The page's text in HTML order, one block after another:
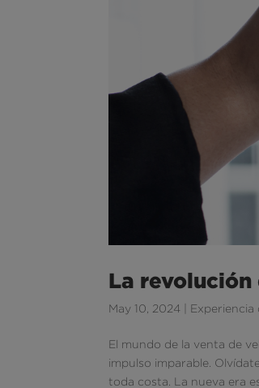
La
May 10, 2024 Experiencia
El mundo de la venta de
impulso imparable.
toda costa. La nueva era es